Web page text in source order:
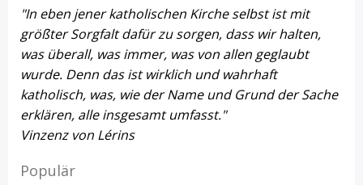
"In eben jener katholischen Kirche selbst ist mit
größter Sorgfalt dafür zu sorgen, dass wir halten,
was überall, was immer, was von allen geglaubt
wurde. Denn das ist wirklich und wahrhaft
katholisch, was, wie der Name und Grund der Sache
erklären, alle insgesamt umfasst."
Vinzenz von Lérins
Populär